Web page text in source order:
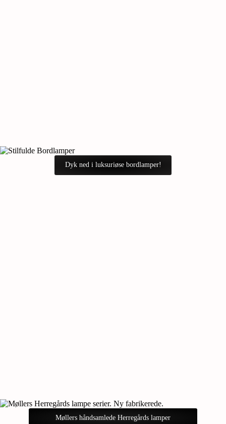
Dyk ned i luksuriøse bordlamper!
Møllers håndsamlede Herregårds lamper